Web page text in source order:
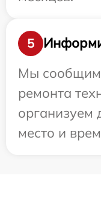
5
Мы
ремонта
организуем
место и